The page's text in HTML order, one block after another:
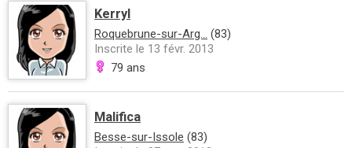
Kerryl
Roquebrune-sur-Arg... (83)
Inscrite le 13 févr. 2013
79 ans
Malifica
Besse-sur-Issole (83)